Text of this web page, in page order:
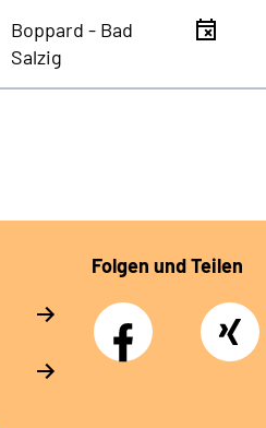
Boppard - Bad
Salzig
Folgen und Teilen
Facebook Xing